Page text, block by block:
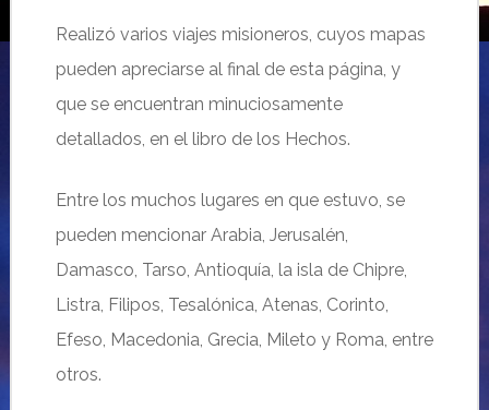
Realizó varios viajes misioneros, cuyos mapas
pueden apreciarse al final de esta página, y
que se encuentran minuciosamente
detallados, en el libro de los Hechos.
Entre los muchos lugares en que estuvo, se
pueden mencionar Arabia, Jerusalén,
Damasco, Tarso, Antioquía, la isla de Chipre,
Listra, Filipos, Tesalónica, Atenas, Corinto,
Efeso, Macedonia, Grecia, Mileto y Roma, entre
otros.